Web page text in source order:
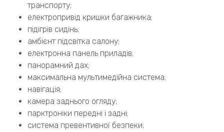
транспорту;
електропривід кришки багажника;
підігрів сидінь;
амбієнт підсвітка салону;
електронна панель приладів;
панорамний дах;
максимальна мультимедійна система;
навігація;
камера заднього огляду;
парктроніки передні і задні;
система превентивної безпеки;